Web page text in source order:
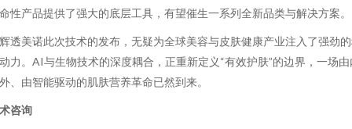
性产品提供了强大的底层工具，有望催生一系列全新品类与解决方案。
透美诺此次技术的发布，无疑为全球美容与皮肤健康产业注入了强劲
力。AI与生物技术的深度耦合，正重新定义“有效护肤”的边界，一场由
、由智能驱动的肌肤营养革命已然到来。
咨询